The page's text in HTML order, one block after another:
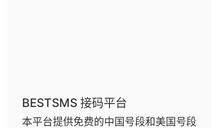
BESTSMS 接码平台
本平台提供免费的中国号段和美国号段